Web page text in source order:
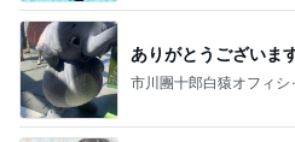
ありがとうございま
市川團十郎白猿オフィシ